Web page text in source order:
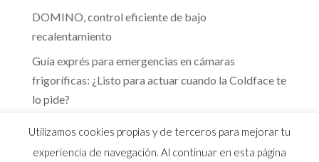
DOMINO, control eficiente de bajo
recalentamiento
Guía exprés para emergencias en cámaras
frigoríficas: ¿Listo para actuar cuando la Coldface te
lo pide?
Utilizamos cookies propias y de terceros para mejorar tu
experiencia de navegación. Al continuar en esta página